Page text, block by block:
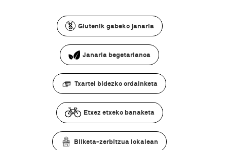
Glutenik gabeko janaria
Janaria begetarianoa
Txartel bidezko ordainketa
Etxez etxeko banaketa
Bilketa-zerbitzua lokalean